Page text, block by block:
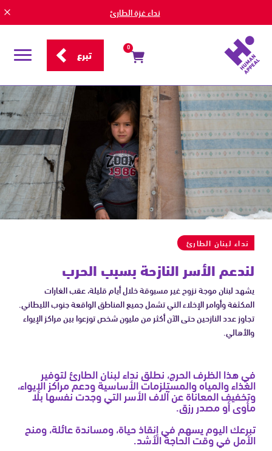
نداء غزة الطارئ
إغاثة
لبنان
تبرع
الآن
لدعم
الأسر
اللبنانية
النازحة
0 تبرع
قائمة
نداء لبنان الطارئ
لندعم الأسر النازحة بسبب الحرب
يشهد لبنان موجة نزوح غير مسبوقة خلال أيام قليلة، عقب الغارات
المكثفة وأوامر الإخلاء التي تشمل جميع المناطق الواقعة جنوب الليطاني.
تجاوز عدد النازحين حتى الآن أكثر من مليون شخص توزعوا بين مراكز الإيواء
والأهالي.
في هذا الظرف الحرج، نطلق نداء لبنان الطارئ لتوفير
الغذاء والمياه والمستلزمات الأساسية ودعم مراكز الإيواء،
وتخفيف المعاناة عن آلاف الأسر التي وجدت نفسها بلا
مأوى أو مصدر رزق.
تبرعك اليوم يسهم في إنقاذ حياة، ومساندة عائلة، ومنح
الأمل في وقت الحاجة الأشد.